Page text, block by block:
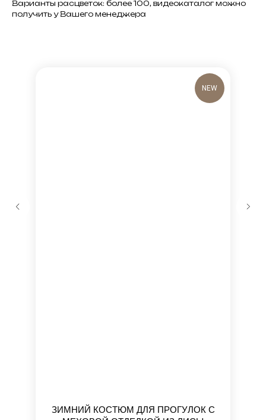
Варианты расцветок: более 100, видеокаталог можно
получить у Вашего менеджера
NEW
ЗИМНИЙ КОСТЮМ ДЛЯ ПРОГУЛОК С